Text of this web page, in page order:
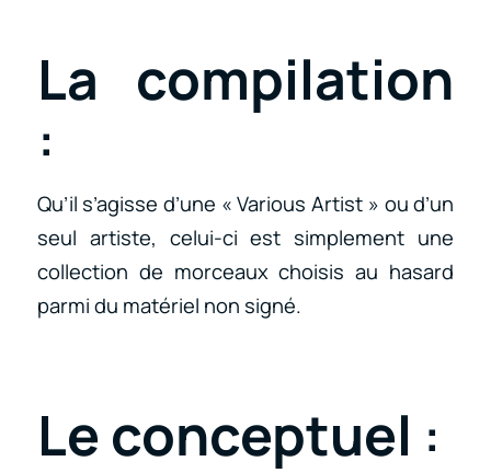
La compilation
:
Qu’il s’agisse d’une « Various Artist » ou d’un
seul artiste, celui-ci est simplement une
collection de morceaux choisis au hasard
parmi du matériel non signé.
Le conceptuel :